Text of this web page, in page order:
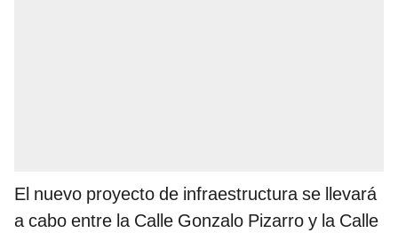
El nuevo proyecto de infraestructura se llevará
a cabo entre la Calle Gonzalo Pizarro y la Calle